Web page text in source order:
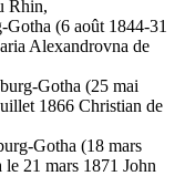
Rhin,
(6 août 1844-31
Alexandrovna de
Gotha (25 mai
1866 Christian de
Gotha (18 mars
21 mars 1871 John